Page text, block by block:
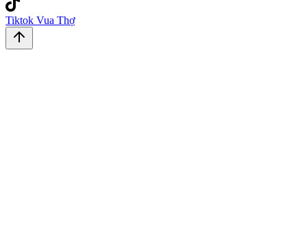
Tiktok Vua Thợ